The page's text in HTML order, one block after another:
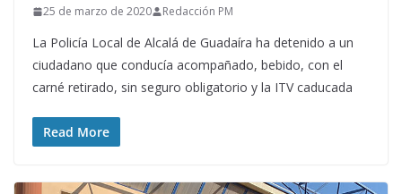
25 de marzo de 2020 Redacción PM
La Policía Local de Alcalá de Guadaíra ha detenido a un
ciudadano que conducía acompañado, bebido, con el
carné retirado, sin seguro obligatorio y la ITV caducada
Read More